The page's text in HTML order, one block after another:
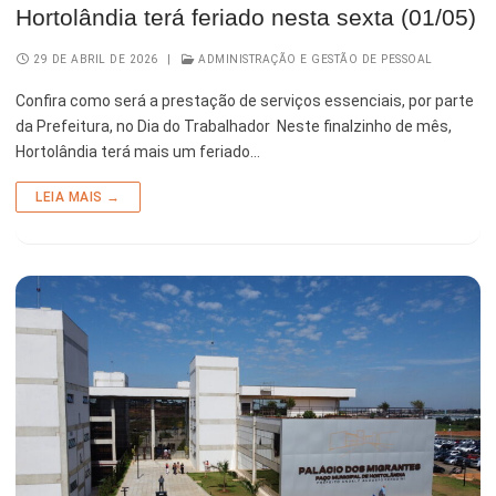
Hortolândia terá feriado nesta sexta (01/05)
29 DE ABRIL DE 2026 ADMINISTRAÇÃO E GESTÃO DE PESSOAL
Confira como será a prestação de serviços essenciais, por parte
da Prefeitura, no Dia do Trabalhador Neste finalzinho de mês,
Hortolândia terá mais um feriado…
LEIA MAIS →